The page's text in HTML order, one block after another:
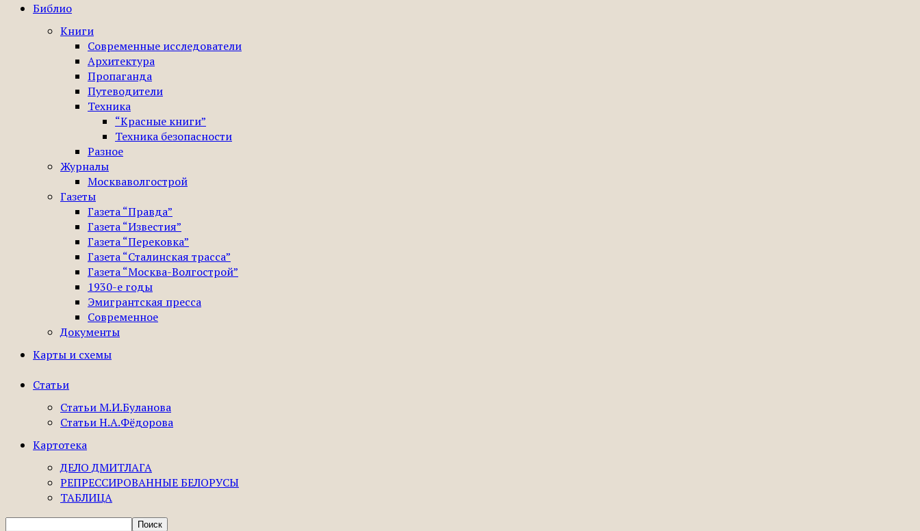
Библио
Книги
Современные исследователи
Архитектура
Пропаганда
Путеводители
Техника
“Красные книги”
Техника безопасности
Разное
Журналы
Москваволгострой
Газеты
Газета “Правда”
Газета “Известия”
Газета “Перековка”
Газета “Сталинская трасса”
Газета “Москва-Волгострой”
1930-е годы
Эмигрантская пресса
Современное
Документы
Карты и схемы
Статьи
Статьи М.И.Буланова
Статьи Н.А.Фёдорова
Картотека
ДЕЛО ДМИТЛАГА
РЕПРЕССИРОВАННЫЕ БЕЛОРУСЫ
ТАБЛИЦА